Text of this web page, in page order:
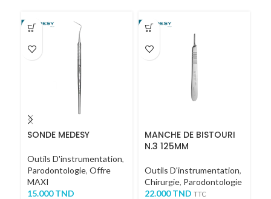
SONDE MEDESY
Outils D'instrumentation,
Parodontologie, Offre
MAXI
15.000TND
MANCHE DE BISTOURI
N.3 125MM
Outils D'instrumentation,
Chirurgie, Parodontologie
22.000TND TTC